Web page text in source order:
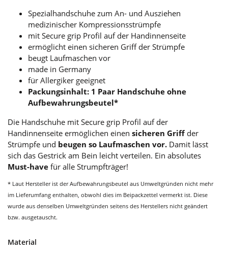
Spezialhandschuhe zum An- und Ausziehen
medizinischer Kompressionsstrümpfe
mit Secure grip Profil auf der Handinnenseite
ermöglicht einen sicheren Griff der Strümpfe
beugt Laufmaschen vor
made in Germany
für Allergiker geeignet
Packungsinhalt: 1 Paar Handschuhe ohne
Aufbewahrungsbeutel*
Die Handschuhe mit Secure grip Profil auf der
Handinnenseite ermöglichen einen sicheren Griffder
Strümpfe und beugen so Laufmaschen vor. Damit lässt
sich das Gestrick am Bein leicht verteilen. Ein absolutes
Must-have für alle Strumpfträger!
* Laut Hersteller ist der Aufbewahrungsbeutel aus Umweltgründen nicht mehr
im Lieferumfang enthalten, obwohl dies im Beipackzettel vermerkt ist. Diese
wurde aus denselben Umweltgründen seitens des Herstellers nicht geändert
bzw. ausgetauscht.
Material